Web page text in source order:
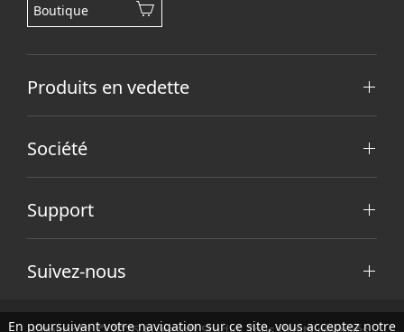
Boutique
Produits en vedette
Société
Support
Suivez-nous
En poursuivant votre navigation sur ce site, vous acceptez notre